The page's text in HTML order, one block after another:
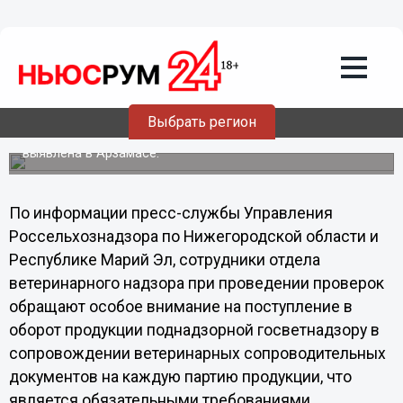
Выбрать регион
06.05.201309:47
Незаконная торговля мясом пресечена
в Нижегородской области
Торговля мясной продукцией без документов была
выявлена в Арзамасе.
По информации пресс-службы Управления
Россельхознадзора по Нижегородской области и
Республике Марий Эл, сотрудники отдела
ветеринарного надзора при проведении проверок
обращают особое внимание на поступление в
оборот продукции поднадзорной госветнадзору в
сопровождении ветеринарных сопроводительных
документов на каждую партию продукции, что